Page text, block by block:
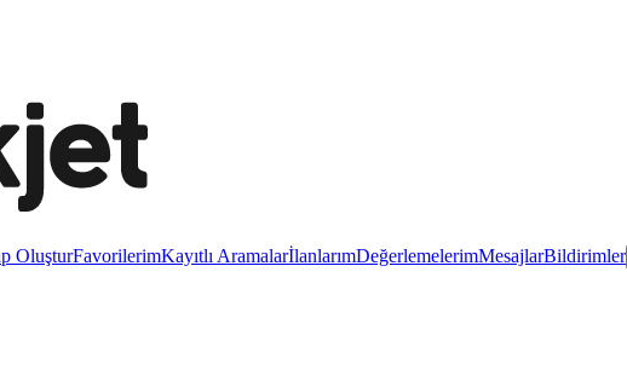
OluşturFavorilerimKayıtlı AramalarİlanlarımDeğerlemelerimMesajlarBildirimler